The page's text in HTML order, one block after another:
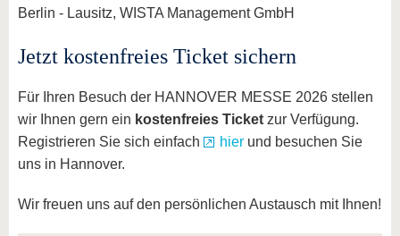
Berlin - Lausitz, WISTA Management GmbH
Jetzt kostenfreies Ticket sichern
Für Ihren Besuch der HANNOVER MESSE 2026 stellen
wir Ihnen gern ein kostenfreies Ticket zur Verfügung.
Registrieren Sie sich einfach
hier und besuchen Sie
uns in Hannover.
Wir freuen uns auf den persönlichen Austausch mit Ihnen!